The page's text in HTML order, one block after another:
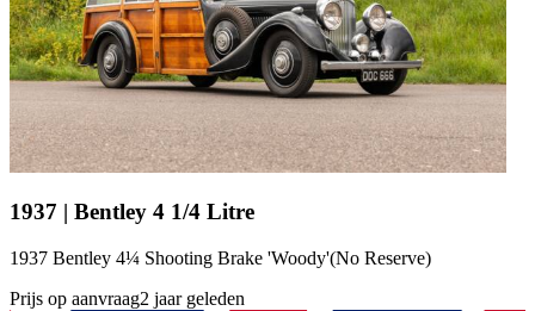
1937 | Bentley 4 1/4 Litre
1937 Bentley 4¼ Shooting Brake 'Woody'(No Reserve)
Prijs op aanvraag2 jaar geleden